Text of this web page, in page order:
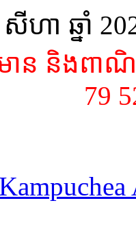
ហា ឆ្នាំ
ន និងពាណិជ្
79